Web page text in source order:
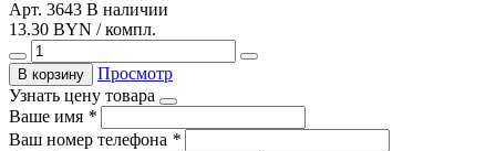
Арт. 3643 В наличии
13.30 BYN / компл.
В корзину
Просмотр
Узнать цену товара
Ваше имя *
Ваш номер телефона *